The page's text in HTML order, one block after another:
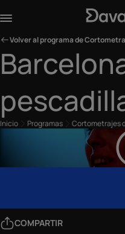
Volver al programa de
Inicio Programas Cortometrajes
COMPARTIR